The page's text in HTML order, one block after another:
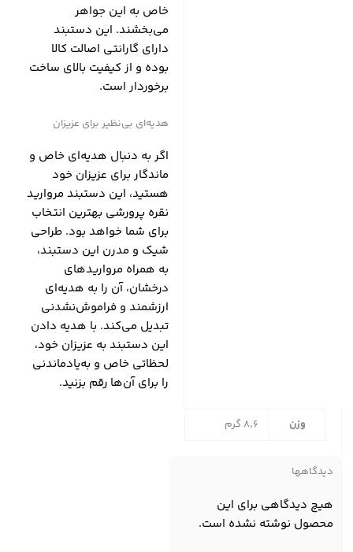
خاص به این جواهر
می‌بخشند. این دستبند
دارای گارانتی اصالت کالا
بوده و از کیفیت بالای ساخت
برخوردار است.
هدیه‌ای بی‌نظیر برای عزیزان
اگر به دنبال هدیه‌ای خاص و
ماندگار برای عزیزان خود
هستید، این دستبند مروارید
نقره پرورشی بهترین انتخاب
برای شما خواهد بود. طراحی
شیک و مدرن این دستبند،
به همراه مرواریدهای
درخشان، آن را به هدیه‌ای
ارزشمند و فراموش‌نشدنی
تبدیل می‌کند. با هدیه دادن
این دستبند به عزیزان خود،
لحظاتی خاص و به‌یادماندنی
را برای آن‌ها رقم بزنید.
وزن 8,6 گرم
دیدگاهها
هیچ دیدگاهی برای این
محصول نوشته نشده است.